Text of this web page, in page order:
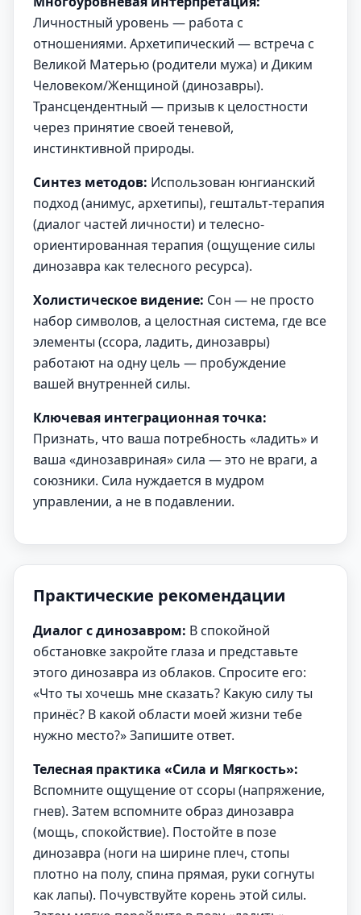
Личностный уровень — работа с
отношениями. Архетипический — встреча с
Великой Матерью (родители мужа) и Диким
Человеком/Женщиной (динозавры).
Трансцендентный — призыв к целостности
через принятие своей теневой,
инстинктивной природы.
Синтез методов: Использован юнгианский
подход (анимус, архетипы), гештальт-терапия
(диалог частей личности) и телесно-
ориентированная терапия (ощущение силы
динозавра как телесного ресурса).
Холистическое видение: Сон — не просто
набор символов, а целостная система, где все
элементы (ссора, ладить, динозавры)
работают на одну цель — пробуждение
вашей внутренней силы.
Ключевая интеграционная точка:
Признать, что ваша потребность «ладить» и
ваша «динозавриная» сила — это не враги, а
союзники. Сила нуждается в мудром
управлении, а не в подавлении.
Практические рекомендации
Диалог с динозавром: В спокойной
обстановке закройте глаза и представьте
этого динозавра из облаков. Спросите его:
«Что ты хочешь мне сказать? Какую силу ты
принёс? В какой области моей жизни тебе
нужно место?» Запишите ответ.
Телесная практика «Сила и Мягкость»:
Вспомните ощущение от ссоры (напряжение,
гнев). Затем вспомните образ динозавра
(мощь, спокойствие). Постойте в позе
динозавра (ноги на ширине плеч, стопы
плотно на полу, спина прямая, руки согнуты
как лапы). Почувствуйте корень этой силы.